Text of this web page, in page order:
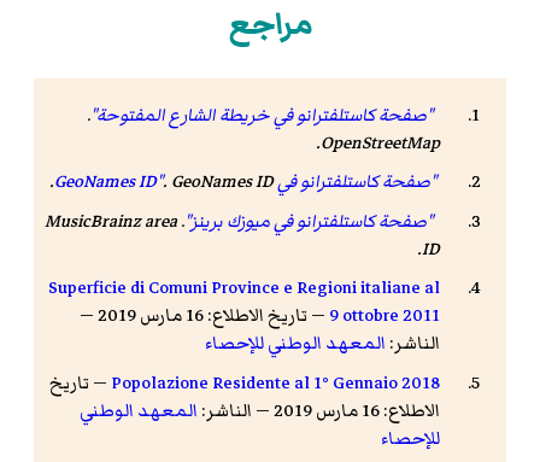
مراجع
"صفحة كاستلفترانو في خريطة الشارع المفتوحة".
OpenStreetMap
.
"صفحة كاستلفترانو في GeoNames ID"
. GeoNames ID
.
"صفحة كاستلفترانو في ميوزك برينز".
MusicBrainz area
ID
.
Superficie di Comuni Province e Regioni italiane al
9 ottobre 2011
— تاريخ الاطلاع: 16 مارس 2019 —
الناشر: المعهد الوطني للإحصاء
Popolazione Residente al 1° Gennaio 2018 — تاريخ
الاطلاع: 16 مارس 2019 — الناشر:
المعهد الوطني
للإحصاء